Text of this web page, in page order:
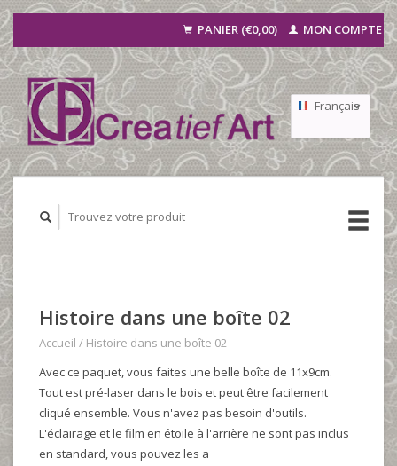
PANIER (€0,00) MON COMPTE
Français
Nederlands
Histoire dans une boîte 02
Accueil / Histoire dans une boîte 02
Avec ce paquet, vous faites une belle boîte de 11x9cm.
Tout est pré-laser dans le bois et peut être facilement
cliqué ensemble. Vous n'avez pas besoin d'outils.
L'éclairage et le film en étoile à l'arrière ne sont pas inclus
en standard, vous pouvez les a